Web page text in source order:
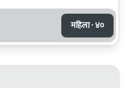
महिला · ४०